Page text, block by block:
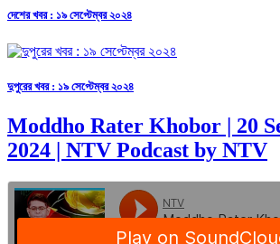
দেশের খবর : ১৯ সেপ্টেম্বর ২০২৪
দুপুরের খবর : ১৯ সেপ্টেম্বর ২০২৪
Moddho Rater Khobor | 20
2024 | NTV Podcast by NTV